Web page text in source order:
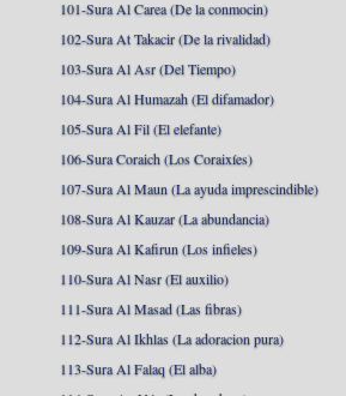
101-Sura Al Carea (De la conmocin)
102-Sura At Takacir (De la rivalidad)
103-Sura Al Asr (Del Tiempo)
104-Sura Al Humazah (El difamador)
105-Sura Al Fil (El elefante)
106-Sura Coraich (Los Coraixíes)
107-Sura Al Maun (La ayuda imprescindible)
108-Sura Al Kauzar (La abundancia)
109-Sura Al Kafirun (Los infieles)
110-Sura Al Nasr (El auxilio)
111-Sura Al Masad (Las fibras)
112-Sura Al Ikhlas (La adoracion pura)
113-Sura Al Falaq (El alba)